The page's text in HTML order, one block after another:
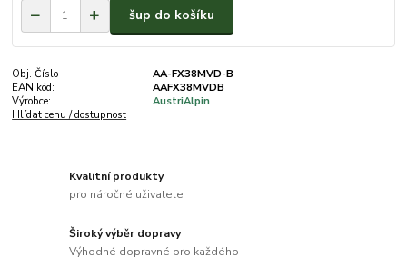
šup do košíku
Obj. Číslo
AA-FX38MVD-B
EAN kód:
AAFX38MVDB
Výrobce:
AustriAlpin
Hlídat cenu / dostupnost
Kvalitní produkty
pro náročné uživatele
Široký výběr dopravy
Výhodné dopravné pro každého